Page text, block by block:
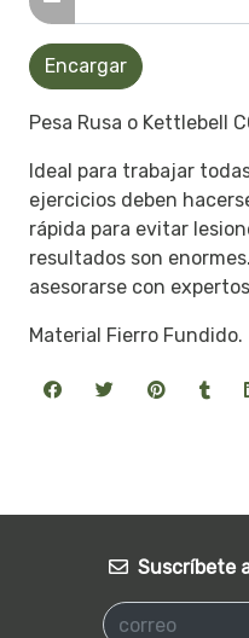
Encargar
Pesa Rusa o Kettlebell
Ideal para trabajar
ejercicios deben
rápida para evitar
resultados son
asesorarse con
Material Fierro Fundido.
Suscríbete